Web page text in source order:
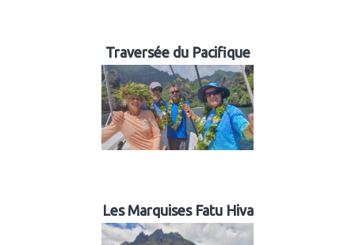
Traversée du Pacifique
Les Marquises Fatu Hiva